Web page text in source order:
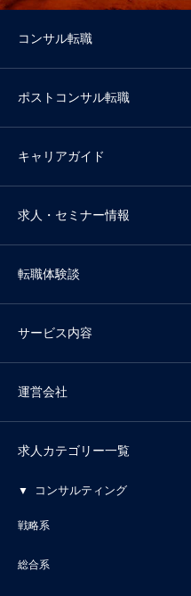
コンサル転職
ポストコンサル転職
キャリアガイド
求人・セミナー情報
転職体験談
サービス内容
運営会社
求人カテゴリー一覧
コンサルティング
戦略系
総合系